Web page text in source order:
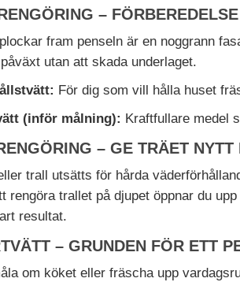
–
plockar fram penseln är en noggrann
utan att skada underlaget.
För dig som vill hålla huset
(inför målning): Kraftfullare medel
– GE TRÄET NYTT
trall utsätts för hårda
rengöra trallet på djupet öppnar du
resultat.
– GRUNDEN FÖR ETT
om köket eller fräscha upp